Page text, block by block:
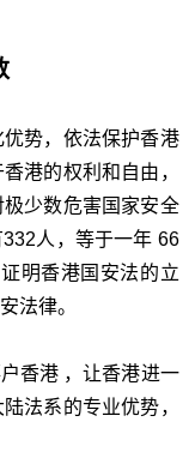
势，依法保护香港
港的权利和自由，
少数危害国家安全
人，等于一年 66
明香港国安法的立
法律。
香港 ，让香港进一
法系的专业优势，